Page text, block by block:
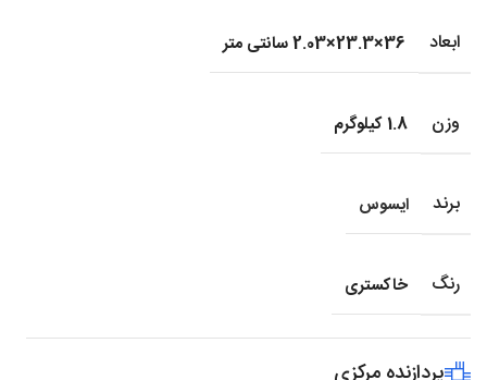
ابعاد 36×23.3×2.03 سانتی متر
وزن 1.8 کیلوگرم
برند ایسوس
رنگ خاکستری